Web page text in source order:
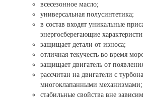
всесезонное масло;
универсальная полусинтетика;
в состав входят уникальные
энергосберегающие
защищает детали от износа;
отличная текучесть во время
защищает двигатель от
рассчитан на двигатели с
многоклапанными механизмами;
стабильные свойства вне